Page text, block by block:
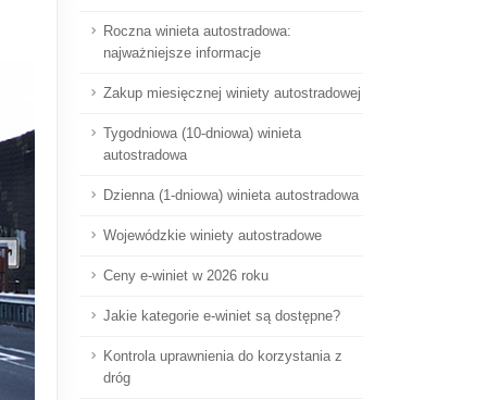
Roczna winieta autostradowa:
najważniejsze informacje
Zakup miesięcznej winiety autostradowej
Tygodniowa (10-dniowa) winieta
autostradowa
Dzienna (1-dniowa) winieta autostradowa
Wojewódzkie winiety autostradowe
Ceny e-winiet w 2026 roku
Jakie kategorie e-winiet są dostępne?
Kontrola uprawnienia do korzystania z
dróg